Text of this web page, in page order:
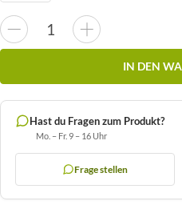
IN DEN
Hast du Fragen zum Produkt?
Mo. – Fr. 9 – 16 Uhr
Frage stellen